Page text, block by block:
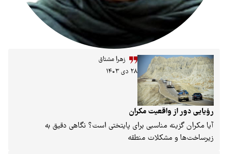
زهرا مشتاق
۲۸ دی ۱۴۰۳
واقعیت مکران
مناسبی برای پایتختی است؟ نگاهی دقیق به
مشکلات منطقه